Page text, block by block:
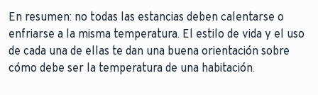
En resumen: no todas las estancias deben calentarse o
enfriarse a la misma temperatura. El estilo de vida y el uso
de cada una de ellas te dan una buena orientación sobre
cómo debe ser la temperatura de una habitación.